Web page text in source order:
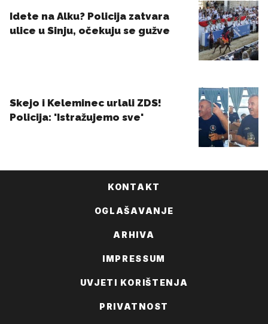
KONTAKT
OGLAŠAVANJE
ARHIVA
IMPRESSUM
UVJETI KORIŠTENJA
PRIVATNOST